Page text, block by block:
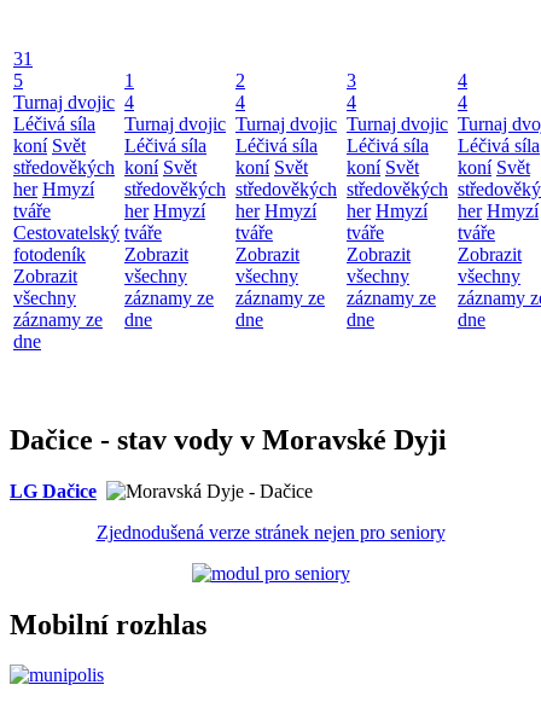
31
5
Turnaj dvojic
Léčivá síla
koní Svět
středověkých
her Hmyzí
tváře
Cestovatelský
fotodeník
Zobrazit
všechny
záznamy ze
dne
1
4
Turnaj dvojic
Léčivá síla
koní Svět
středověkých
her Hmyzí
tváře
Zobrazit
všechny
záznamy ze
dne
2
4
Turnaj dvojic
Léčivá síla
koní Svět
středověkých
her Hmyzí
tváře
Zobrazit
všechny
záznamy ze
dne
3
4
Turnaj dvojic
Léčivá síla
koní Svět
středověkých
her Hmyzí
tváře
Zobrazit
všechny
záznamy ze
dne
4
4
Turnaj
Léčivá síla
koní Svět
her Hmyzí
tváře
Zobrazit
všechny
záznamy
dne
Dačice - stav vody v Moravské Dyji
LG Dačice
Zjednodušená verze stránek nejen pro seniory
Mobilní rozhlas